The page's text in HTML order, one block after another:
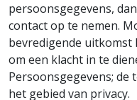
persoonsgegevens,
contact op te nemen.
bevredigende uitkomst
om een klacht in te
Persoonsgegevens;
het gebied van privacy.